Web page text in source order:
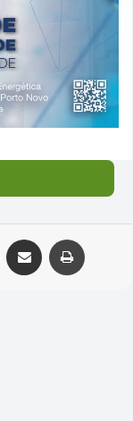
Viber Compartilhar via e-mail